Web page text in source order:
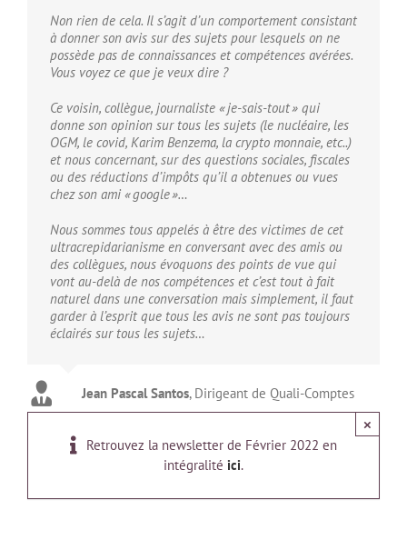
Non rien de cela. Il s’agit d’un comportement consistant
à donner son avis sur des sujets pour lesquels on ne
possède pas de connaissances et compétences avérées.
Vous voyez ce que je veux dire ?
Ce voisin, collègue, journaliste « je-sais-tout » qui
donne son opinion sur tous les sujets (le nucléaire, les
OGM, le covid, Karim Benzema, la crypto monnaie, etc..)
et nous concernant, sur des questions sociales, fiscales
ou des réductions d’impôts qu’il a obtenues ou vues
chez son ami « google »…
Nous sommes tous appelés à être des victimes de cet
ultracrepidarianisme en conversant avec des amis ou
des collègues, nous évoquons des points de vue qui
vont au-delà de nos compétences et c’est tout à fait
naturel dans une conversation mais simplement, il faut
garder à l’esprit que tous les avis ne sont pas toujours
éclairés sur tous les sujets…
Jean Pascal Santos, Dirigeant de Quali-Comptes
Retrouvez la newsletter de Février 2022 en
intégralité ici.
×